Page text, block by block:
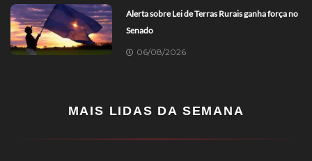
Alerta sobre Lei de Terras Rurais ganha força no
Senado
06/08/2026
MAIS LIDAS DA SEMANA